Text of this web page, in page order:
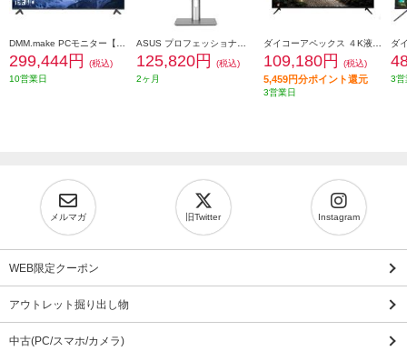
299,444円
(税込)
10営業日
125,820円
(税込)
2ヶ月
109,180円 (税込)
5,459円分ポイント還元
3営業日
3営
メルマガ 旧Twitter Instagram
WEB限定クーポン
アウトレット掘り出し物
中古(PC/スマホ/カメラ)